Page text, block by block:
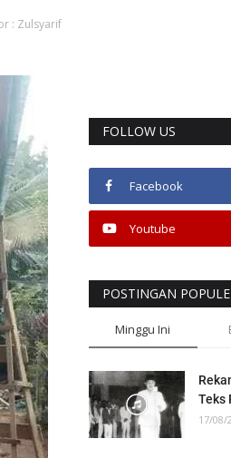
: Zulsyarif
FOLLOW US
Facebook
Youtube
POSTINGAN
Minggu Ini
Teks
17/08/